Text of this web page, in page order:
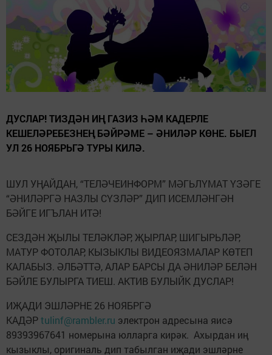
ДУСЛАР! ТИЗДӘН ИҢ ГАЗИЗ ҺӘМ КАДЕРЛЕ
КЕШЕЛӘРЕБЕЗНЕҢ БӘЙРӘМЕ – ӘНИЛӘР КӨНЕ. БЫЕЛ
УЛ 26 НОЯБРЬГӘ ТУРЫ КИЛӘ.
ШУЛ УҢАЙДАН, “ТЕЛӘЧЕИНФОРМ” МӘГЬЛҮМАТ ҮЗӘГЕ
“ӘНИЛӘРГӘ НАЗЛЫ СҮЗЛӘР” ДИП ИСЕМЛӘНГӘН
БӘЙГЕ ИГЪЛАН ИТӘ!
СЕЗДӘН ҖЫЛЫ ТЕЛӘКЛӘР, ҖЫРЛАР, ШИГЫРЬЛӘР,
МАТУР ФОТОЛАР, КЫЗЫКЛЫ ВИДЕОЯЗМАЛАР КӨТЕП
КАЛАБЫЗ. ӘЛБӘТТӘ, АЛАР БАРСЫ ДА ӘНИЛӘР БЕЛӘН
БӘЙЛЕ БУЛЫРГА ТИЕШ. АКТИВ БУЛЫЙК ДУСЛАР!
ИҖАДИ ЭШЛӘРНЕ 26 НОЯБРГӘ
КАДӘРtulinf@rambler.ru электрон адресына яисә
89393967641 номерына юлларга кирәк. Ахырдан иң
кызыклы, оригиналь дип табылган иҗади эшләрне